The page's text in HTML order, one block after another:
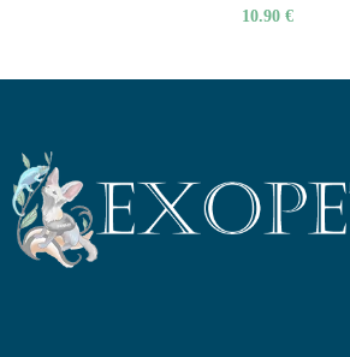
10.90 €